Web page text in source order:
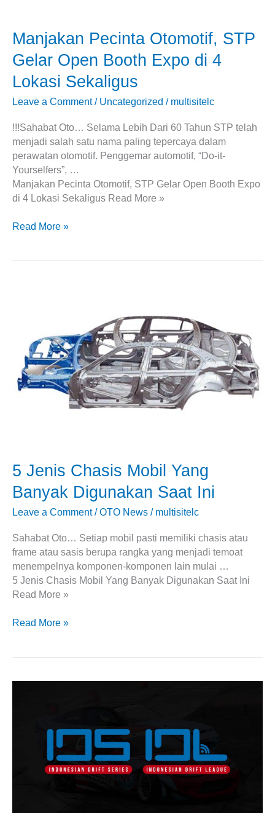
Manjakan Pecinta Otomotif, STP
Gelar Open Booth Expo di 4
Lokasi Sekaligus
Leave a Comment / Uncategorized / multisitelc
!!!Sahabat Oto… Selama Lebih Dari 60 Tahun STP telah
menjadi salah satu nama paling tepercaya dalam
perawatan otomotif. Penggemar automotif, “Do-it-
Yourselfers”, …
Manjakan Pecinta Otomotif, STP Gelar Open Booth Expo
di 4 Lokasi Sekaligus Read More »
Sekaligus
Read More »
5 Jenis Chasis Mobil Yang
Banyak Digunakan Saat Ini
Leave a Comment /OTO News / multisitelc
Sahabat Oto… Setiap mobil pasti memiliki chasis atau
frame atau sasis berupa rangka yang menjadi temoat
menempelnya komponen-komponen lain mulai …
5 Jenis Chasis Mobil Yang Banyak Digunakan Saat Ini
Read More »
Yang
Banyak
Digunakan
Saat
Read More »
Bangkitkan
Kompetitif